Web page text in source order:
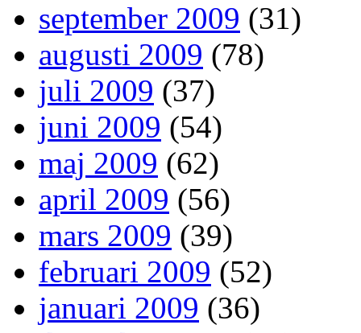
september 2009 (31)
augusti 2009 (78)
juli 2009 (37)
juni 2009 (54)
maj 2009 (62)
april 2009 (56)
mars 2009 (39)
februari 2009 (52)
januari 2009 (36)